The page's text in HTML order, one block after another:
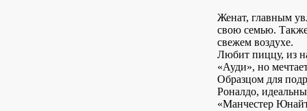
Женат, главным
свою семью.
свежем воздухе.
Любит пиццу, из
«Ауди», но
Образцом для
Роналдо,
«Манчестер